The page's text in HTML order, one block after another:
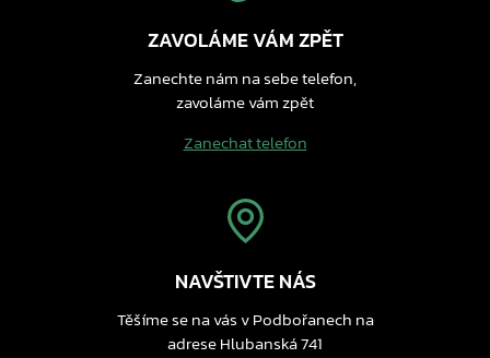
ZAVOLÁME VÁM ZPĚT
Zanechte nám na sebe telefon,
zavoláme vám zpět
Zanechat telefon
NAVŠTIVTE NÁS
Těšíme se na vás v Podbořanech na
adrese Hlubanská 741